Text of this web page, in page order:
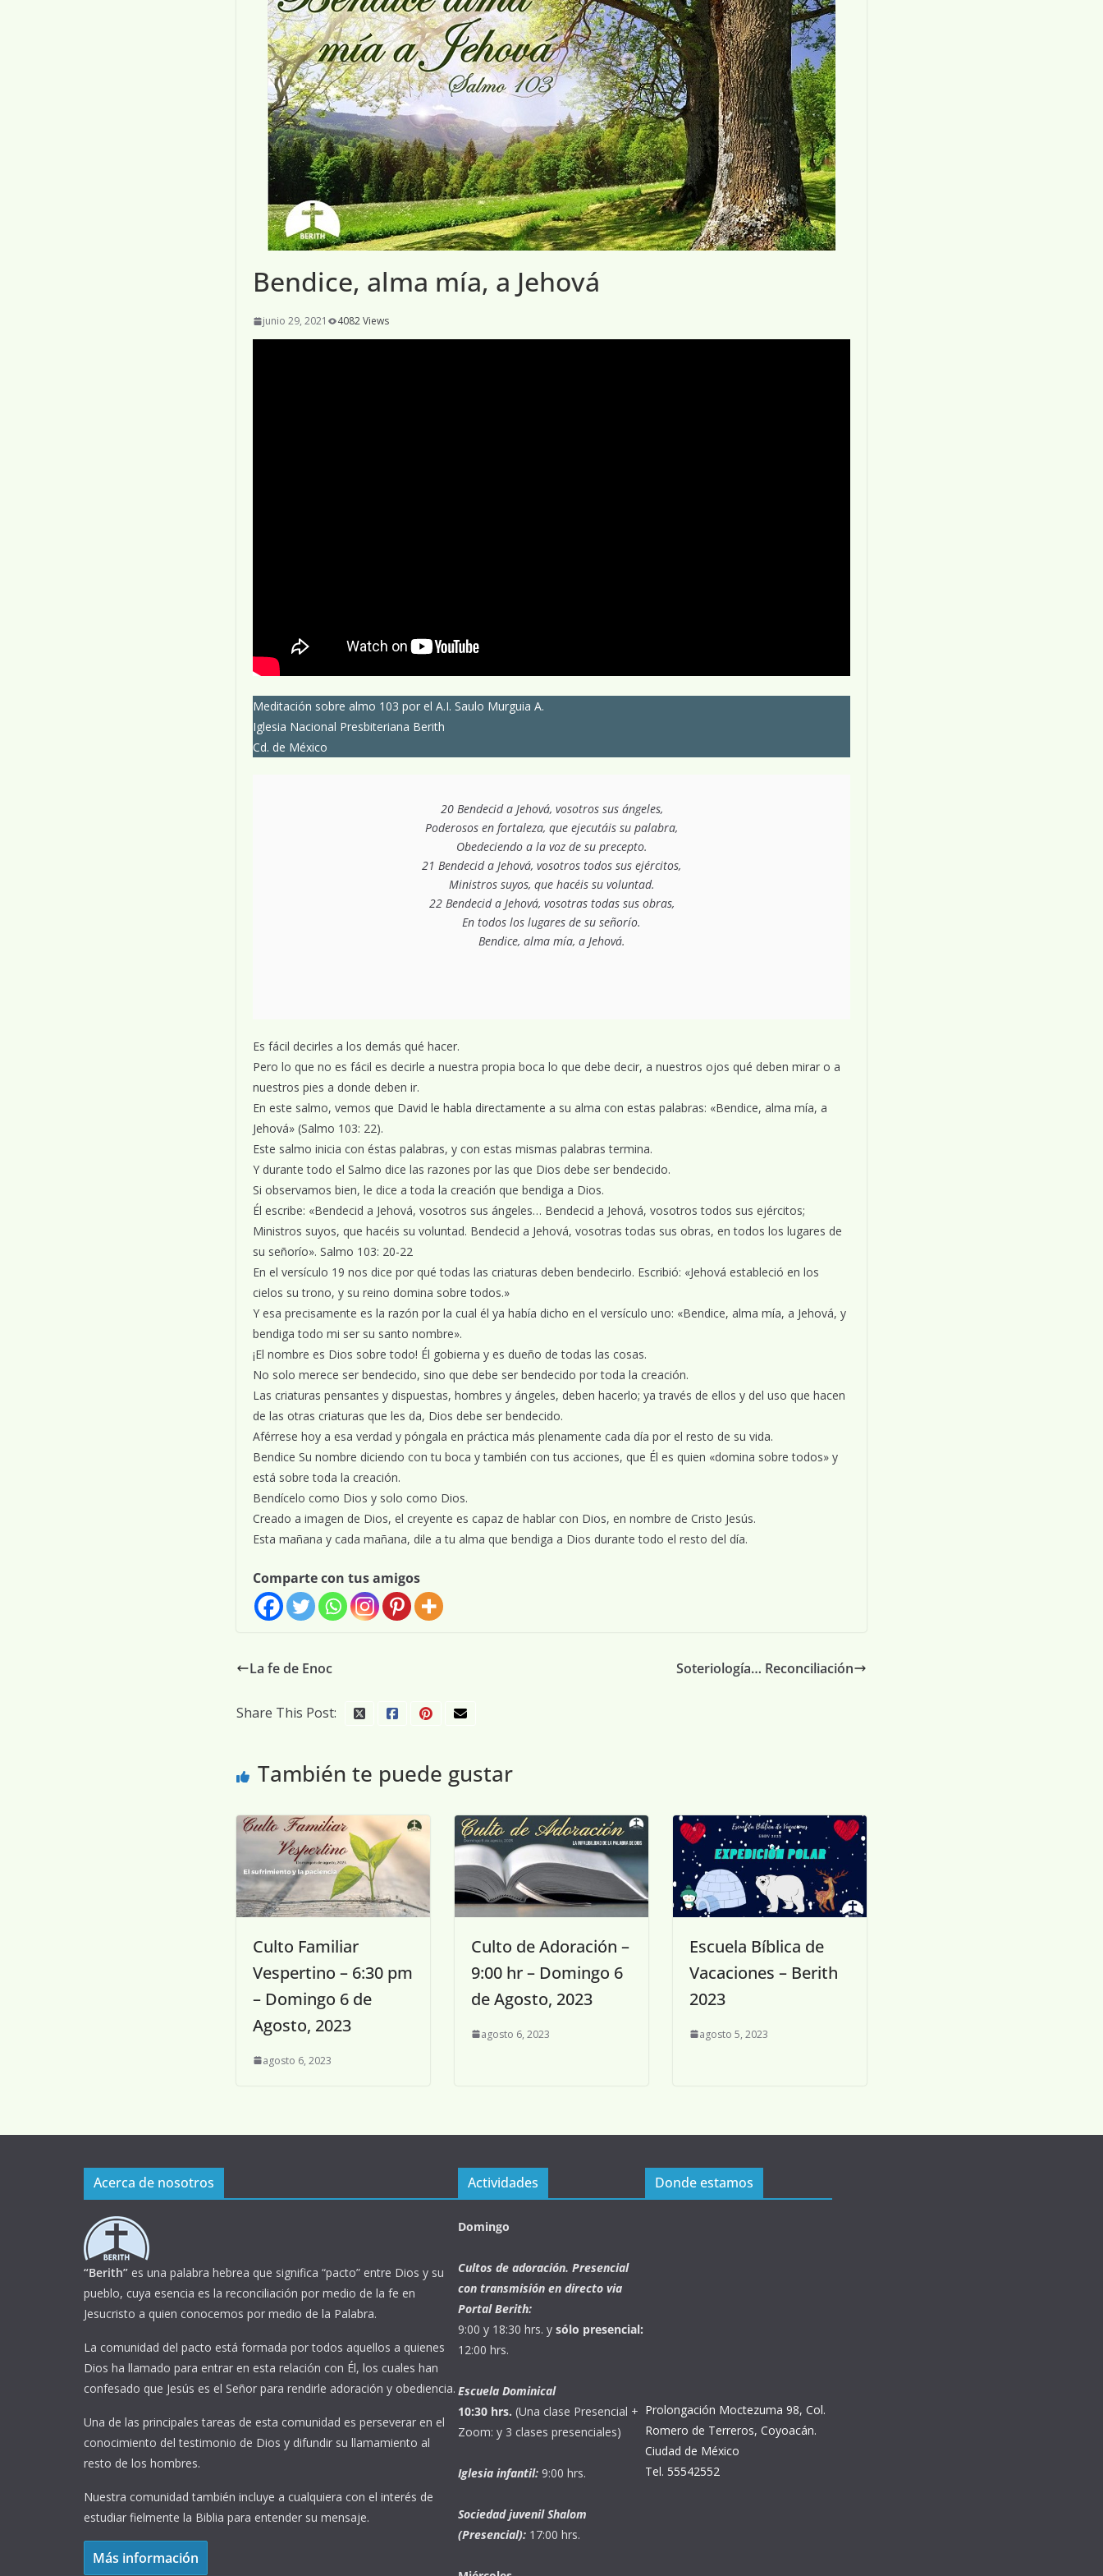
Bendice, alma mía, a Jehová
junio 29, 2021 4082 Views
Meditación sobre almo 103 por el A.I. Saulo Murguia A.
Iglesia Nacional Presbiteriana Berith
Cd. de México
20 Bendecid a Jehová, vosotros sus ángeles,
Poderosos en fortaleza, que ejecutáis su palabra,
Obedeciendo a la voz de su precepto.
21 Bendecid a Jehová, vosotros todos sus ejércitos,
Ministros suyos, que hacéis su voluntad.
22 Bendecid a Jehová, vosotras todas sus obras,
En todos los lugares de su señorío.
Bendice, alma mía, a Jehová.
Es fácil decirles a los demás qué hacer.
Pero lo que no es fácil es decirle a nuestra propia boca lo que debe decir, a nuestros ojos qué deben mirar o a
nuestros pies a donde deben ir.
En este salmo, vemos que David le habla directamente a su alma con estas palabras: «Bendice, alma mía, a
Jehová» (Salmo 103: 22).
Este salmo inicia con éstas palabras, y con estas mismas palabras termina.
Y durante todo el Salmo dice las razones por las que Dios debe ser bendecido.
Si observamos bien, le dice a toda la creación que bendiga a Dios.
Él escribe: «Bendecid a Jehová, vosotros sus ángeles… Bendecid a Jehová, vosotros todos sus ejércitos;
Ministros suyos, que hacéis su voluntad. Bendecid a Jehová, vosotras todas sus obras, en todos los lugares de
su señorío». Salmo 103: 20-22
En el versículo 19 nos dice por qué todas las criaturas deben bendecirlo. Escribió: «Jehová estableció en los
cielos su trono, y su reino domina sobre todos.»
Y esa precisamente es la razón por la cual él ya había dicho en el versículo uno: «Bendice, alma mía, a Jehová, y
bendiga todo mi ser su santo nombre».
¡El nombre es Dios sobre todo! Él gobierna y es dueño de todas las cosas.
No solo merece ser bendecido, sino que debe ser bendecido por toda la creación.
Las criaturas pensantes y dispuestas, hombres y ángeles, deben hacerlo; ya través de ellos y del uso que hacen
de las otras criaturas que les da, Dios debe ser bendecido.
Aférrese hoy a esa verdad y póngala en práctica más plenamente cada día por el resto de su vida.
Bendice Su nombre diciendo con tu boca y también con tus acciones, que Él es quien «domina sobre todos» y
está sobre toda la creación.
Bendícelo como Dios y solo como Dios.
Creado a imagen de Dios, el creyente es capaz de hablar con Dios, en nombre de Cristo Jesús.
Esta mañana y cada mañana, dile a tu alma que bendiga a Dios durante todo el resto del día.
Comparte con tus amigos
La fe de Enoc Soteriología… Reconciliación
Share This Post:
También te puede gustar
Culto Familiar
Vespertino – 6:30 pm
– Domingo 6 de
Agosto, 2023
agosto 6, 2023
Culto de Adoración –
9:00 hr – Domingo 6
de Agosto, 2023
agosto 6, 2023
Escuela Bíblica de
Vacaciones – Berith
2023
agosto 5, 2023
Acerca de nosotros
“Berith” es una palabra hebrea que significa “pacto” entre Dios y su
pueblo, cuya esencia es la reconciliación por medio de la fe en
Jesucristo a quien conocemos por medio de la Palabra.
La comunidad del pacto está formada por todos aquellos a quienes
Dios ha llamado para entrar en esta relación con Él, los cuales han
confesado que Jesús es el Señor para rendirle adoración y obediencia.
Una de las principales tareas de esta comunidad es perseverar en el
conocimiento del testimonio de Dios y difundir su llamamiento al
resto de los hombres.
Nuestra comunidad también incluye a cualquiera con el interés de
estudiar fielmente la Biblia para entender su mensaje.
Más información
Actividades
Domingo
Cultos de adoración. Presencial
con transmisión en directo via
Portal Berith:
9:00 y 18:30 hrs. y sólo presencial:
12:00 hrs.
Escuela Dominical
10:30 hrs. (Una clase Presencial +
Zoom: y 3 clases presenciales)
Iglesia infantil: 9:00 hrs.
Sociedad juvenil Shalom
(Presencial): 17:00 hrs.
Donde estamos
Prolongación Moctezuma 98, Col.
Romero de Terreros, Coyoacán.
Ciudad de México
Tel. 55542552